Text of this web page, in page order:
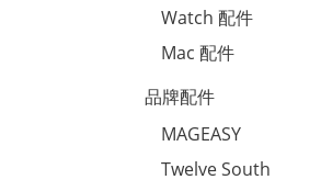
Watch 配件
Mac 配件
品牌配件
MAGEASY
Twelve South